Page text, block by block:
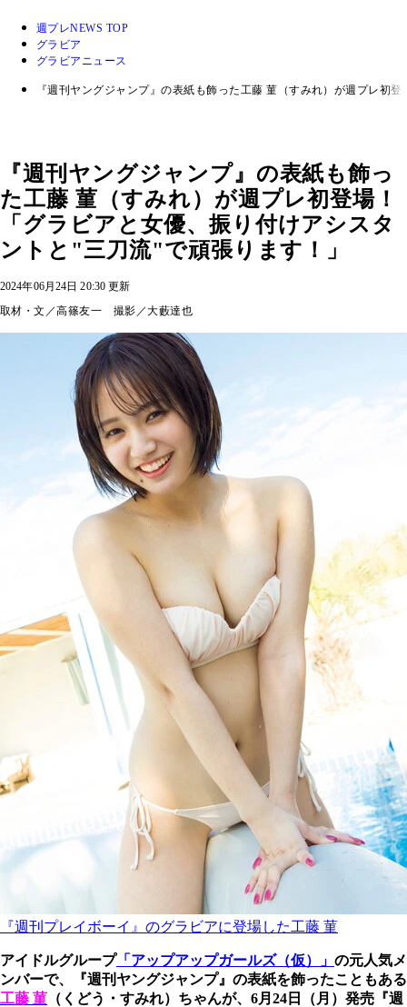
週プレNEWS TOP
グラビア
グラビアニュース
『週刊ヤングジャンプ』の表紙も飾った工藤 菫（すみれ）が週プレ初
『週刊ヤングジャンプ』の表紙も飾っ
た工藤 菫（すみれ）が週プレ初登場！
「グラビアと女優、振り付けアシスタ
ントと"三刀流"で頑張ります！」
2024年06月24日 20:30 更新
取材・文／高篠友一 撮影／大藪達也
『週刊プレイボーイ』のグラビアに登場した工藤 菫
アイドルグループ「アップアップガールズ（仮）」 の元人気メ
ンバーで、『週刊ヤングジャンプ』の表紙を飾ったこともある
工藤 菫 （くどう・すみれ）ちゃんが、6月24日（月）発売『週